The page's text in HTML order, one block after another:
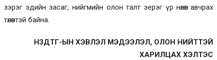
зэрэг эдийн засаг, нийгмийн олон талт эерэг үр нөлөөг авчрах
төлөвтэй байна.
НЗДТГ-ЫН ХЭВЛЭЛ МЭДЭЭЛЭЛ, ОЛОН НИЙТТЭЙ
ХАРИЛЦАХ ХЭЛТЭС